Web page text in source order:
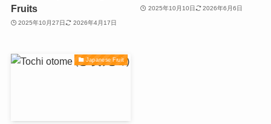
Fruits
2025年10月27日 2026年4月17日
2025年10月10日 2026年6月6日
Japanese Fruit